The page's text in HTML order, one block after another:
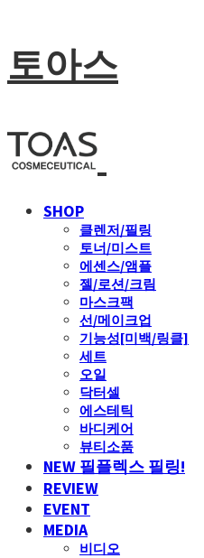
토아스
SHOP
클렌저/필링
토너/미스트
에센스/앰플
젤/로션/크림
마스크팩
선/메이크업
기능성[미백/링클]
세트
오일
닥터셀
에스테틱
바디케어
뷰티소품
NEW 필플렉스 필링!
REVIEW
EVENT
MEDIA
비디오